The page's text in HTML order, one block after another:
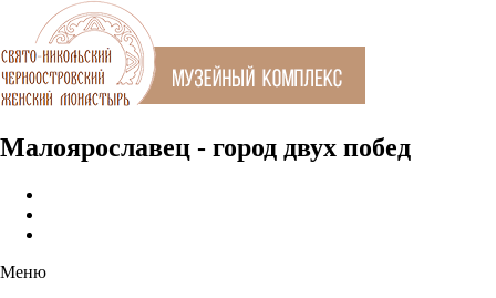
Малоярославец - город двух побед
Меню